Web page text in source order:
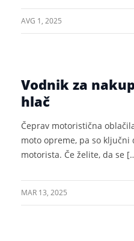
AVG 1, 2025
Vodnik za
hlač
Čeprav motoristična
moto opreme, pa so ključni
motorista. Če želite, da se
MAR 13, 2025